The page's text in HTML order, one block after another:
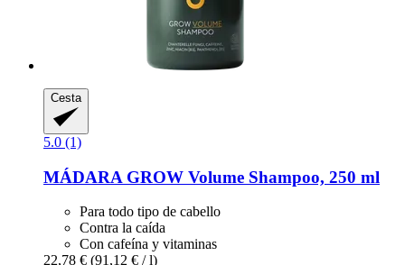
Cesta
5.0 (1)
MÁDARA GROW Volume Shampoo, 250 ml
Para todo tipo de cabello
Contra la caída
Con cafeína y vitaminas
22,78 € (91,12 € / l)